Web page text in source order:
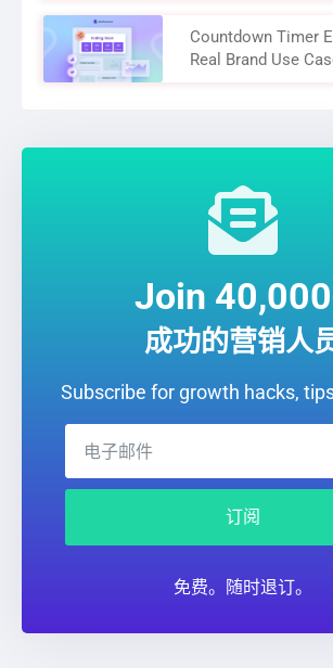
Countdown Timer
Real Brand Use
Join
成功的营销人
Subscribe for growth hacks,
订阅
免费。随时退订。